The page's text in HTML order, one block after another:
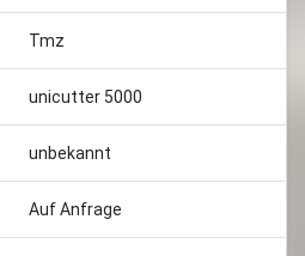
Tmz
unicutter 5000
unbekannt
Auf Anfrage